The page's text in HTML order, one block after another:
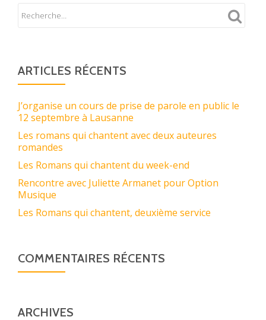
ARTICLES RÉCENTS
J’organise un cours de prise de parole en public le
12 septembre à Lausanne
Les romans qui chantent avec deux auteures
romandes
Les Romans qui chantent du week-end
Rencontre avec Juliette Armanet pour Option
Musique
Les Romans qui chantent, deuxième service
COMMENTAIRES RÉCENTS
ARCHIVES